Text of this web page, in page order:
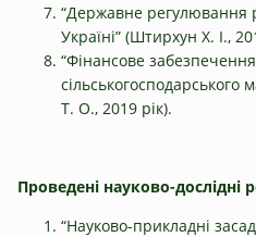
“Державне регулювання
Україні” (Штирхун Х. І.,
“Фінансове
Т. О., 2019 рік).
Проведені науково-дослідні
“Науково-прикладні